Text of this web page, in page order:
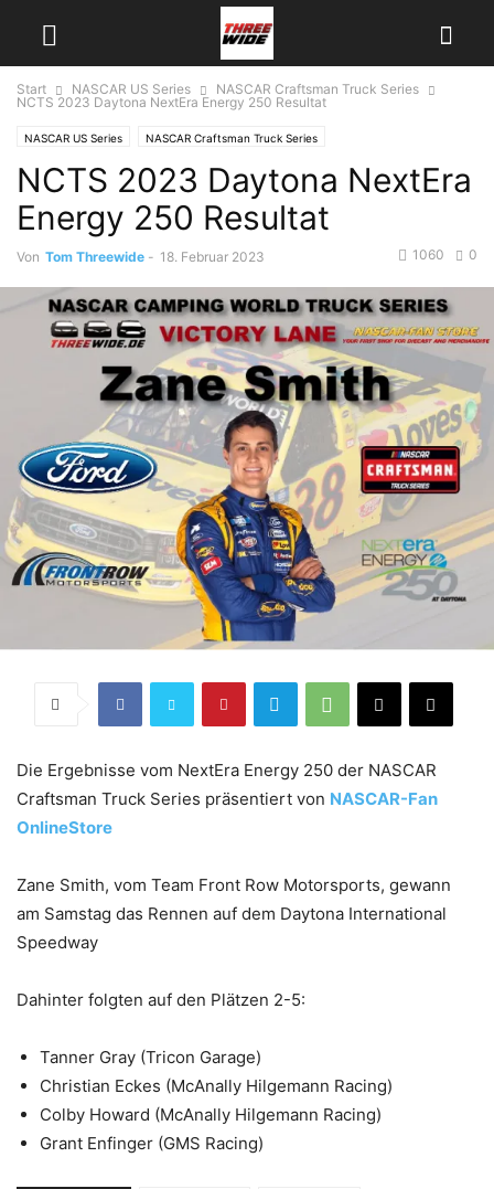
Start NASCAR US Series
NASCAR Craftsman Truck Series
NCTS 2023 Daytona NextEra Energy 250 Resultat
NASCAR US Series NASCAR Craftsman Truck Series
NCTS 2023 Daytona NextEra
Energy 250 Resultat
Von Tom Threewide - 18. Februar 2023 0
1060
Die Ergebnisse vom NextEra Energy 250 der NASCAR
Craftsman Truck Series präsentiert von NASCAR-Fan
OnlineStore
Zane Smith, vom Team Front Row Motorsports, gewann
am Samstag das Rennen auf dem Daytona International
Speedway
Dahinter folgten auf den Plätzen 2-5:
Tanner Gray (Tricon Garage)
Christian Eckes (McAnally Hilgemann Racing)
Colby Howard (McAnally Hilgemann Racing)
Grant Enfinger (GMS Racing)